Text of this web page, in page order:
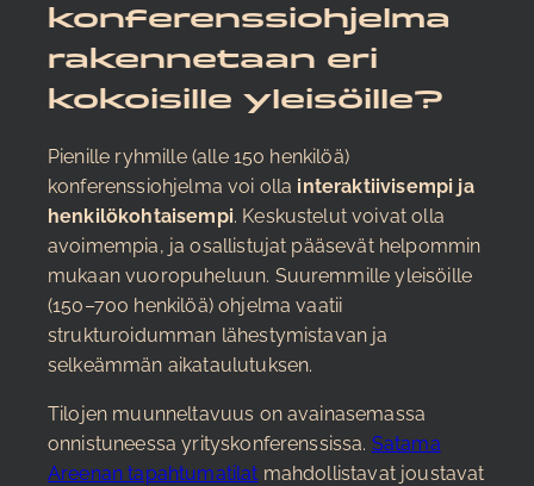
konferenssiohjelma
rakennetaan eri
kokoisille yleisöille?
Pienille ryhmille (alle 150 henkilöä)
konferenssiohjelma voi olla interaktiivisempi ja
henkilökohtaisempi. Keskustelut voivat olla
avoimempia, ja osallistujat pääsevät helpommin
mukaan vuoropuheluun. Suuremmille yleisöille
(150–700 henkilöä) ohjelma vaatii
strukturoidumman lähestymistavan ja
selkeämmän aikataulutuksen.
Tilojen muunneltavuus on avainasemassa
onnistuneessa yrityskonferenssissa. Satama
Areenan tapahtumatilat mahdollistavat joustavat